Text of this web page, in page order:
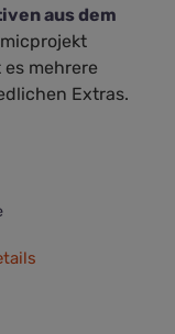
aus dem
mehrere
Extras.